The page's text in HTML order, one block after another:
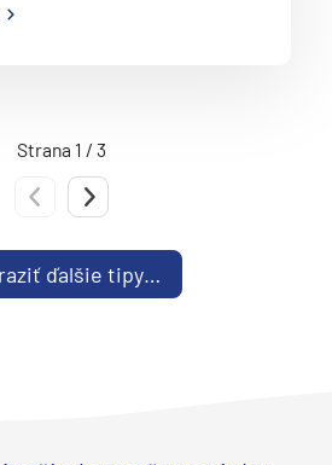
Strana 1 / 3
Predchádzajúca strana
ďalšie tipy…